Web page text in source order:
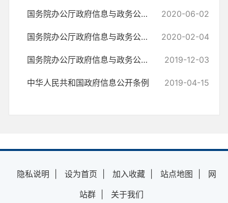
国务院办公厅政府信息与政务公开办公室关于明确政府信息公开与业务查询... 2020-06-02
国务院办公厅政府信息与政务公开办公室关于转发《江苏省政府信息公开申... 2020-02-04
国务院办公厅政府信息与政务公开办公室关于规范政府信息公开平台有关事... 2019-12-03
中华人民共和国政府信息公开条例 2019-04-15
隐私说明 设为首页 加入收藏 站点地图
网
站群
关于我们